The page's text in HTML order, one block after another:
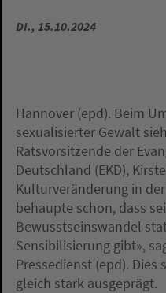
DI., 15.10.2024
Hannover (epd). Beim
sexualisierter Gewalt
Ratsvorsitzende der
Deutschland (EKD),
Kulturveränderung in
behaupte schon, dass
Bewusstseinswandel
Sensibilisierung gibt»,
Pressedienst (epd).
gleich stark ausgeprägt.